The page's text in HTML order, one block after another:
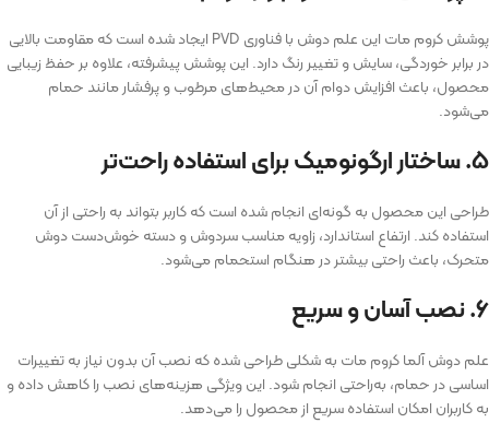
پوشش کروم مات این علم دوش با فناوری PVD ایجاد شده است که مقاومت بالایی
در برابر خوردگی، سایش و تغییر رنگ دارد. این پوشش پیشرفته، علاوه بر حفظ زیبایی
محصول، باعث افزایش دوام آن در محیط‌های مرطوب و پرفشار مانند حمام
می‌شود.
۵. ساختار ارگونومیک برای استفاده راحت‌تر
طراحی این محصول به گونه‌ای انجام شده است که کاربر بتواند به راحتی از آن
استفاده کند. ارتفاع استاندارد، زاویه مناسب سردوش و دسته خوش‌دست دوش
متحرک، باعث راحتی بیشتر در هنگام استحمام می‌شود.
۶. نصب آسان و سریع
علم دوش آلما کروم مات به شکلی طراحی شده که نصب آن بدون نیاز به تغییرات
اساسی در حمام، به‌راحتی انجام شود. این ویژگی هزینه‌های نصب را کاهش داده و
به کاربران امکان استفاده سریع از محصول را می‌دهد.